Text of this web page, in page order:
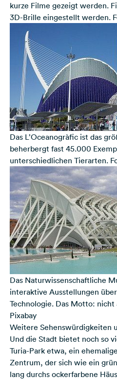
kurze Filme gezeigt werden.
3D-Brille eingestellt werden.
Das L’Oceanogràfic ist das
beherbergt fast 45.000
unterschiedlichen Tierarten.
Das Naturwissenschaftliche
interaktive Ausstellungen
Technologie. Das Motto: nicht
Pixabay
Weitere Sehenswürdigkeiten
Und die Stadt bietet noch so
Turia-Park etwa, ein
Zen­trum, der sich wie ein
lang durchs ockerfarbene